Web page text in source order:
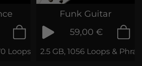
Loops & Samples
Funk Guitar
59,00 €
2.5 GB, 1056 Loops &